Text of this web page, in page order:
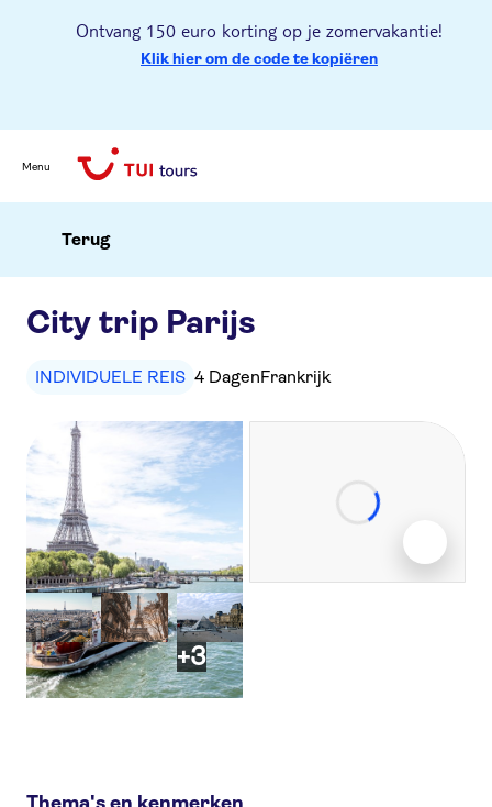
Ontvang 150 euro korting op je zomervakantie!
Klik hier om de code te kopiëren
Menu
Terug
City trip Parijs
INDIVIDUELE REIS 4 DagenFrankrijk
+3
Thema's en kenmerken